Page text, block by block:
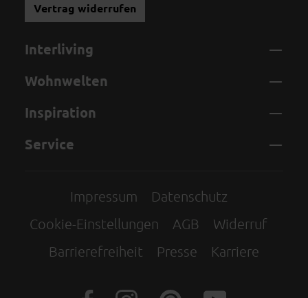
Vertrag widerrufen
Interliving
Wohnwelten
Inspiration
Service
Impressum
Datenschutz
Cookie-Einstellungen
AGB
Widerruf
Barrierefreiheit
Presse Karriere